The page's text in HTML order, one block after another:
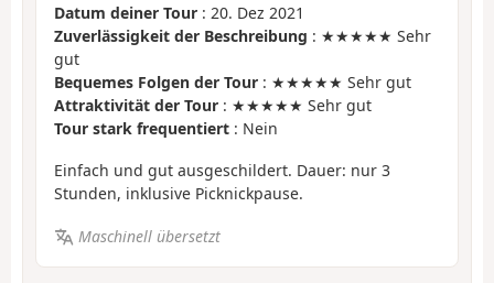
Datum deiner Tour : 20. Dez 2021
Zuverlässigkeit der Beschreibung : ★★★★★ Sehr
gut
Bequemes Folgen der Tour : ★★★★★ Sehr gut
Attraktivität der Tour : ★★★★★ Sehr gut
Tour stark frequentiert : Nein
Einfach und gut ausgeschildert. Dauer: nur 3
Stunden, inklusive Picknickpause.
Maschinell übersetzt